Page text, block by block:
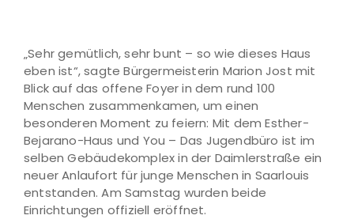
„Sehr gemütlich, sehr bunt – so wie dieses Haus
eben ist“, sagte Bürgermeisterin Marion Jost mit
Blick auf das offene Foyer in dem rund 100
Menschen zusammenkamen, um einen
besonderen Moment zu feiern: Mit dem Esther-
Bejarano-Haus und You – Das Jugendbüro ist im
selben Gebäudekomplex in der Daimlerstraße ein
neuer Anlaufort für junge Menschen in Saarlouis
entstanden. Am Samstag wurden beide
Einrichtungen offiziell eröffnet.